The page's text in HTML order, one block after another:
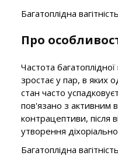
Багатоплідна
Про
Частота
зростає у пар, в яких
стан часто
пов'язано з активним
контрацептиви, після
утворення
Багатоплідна